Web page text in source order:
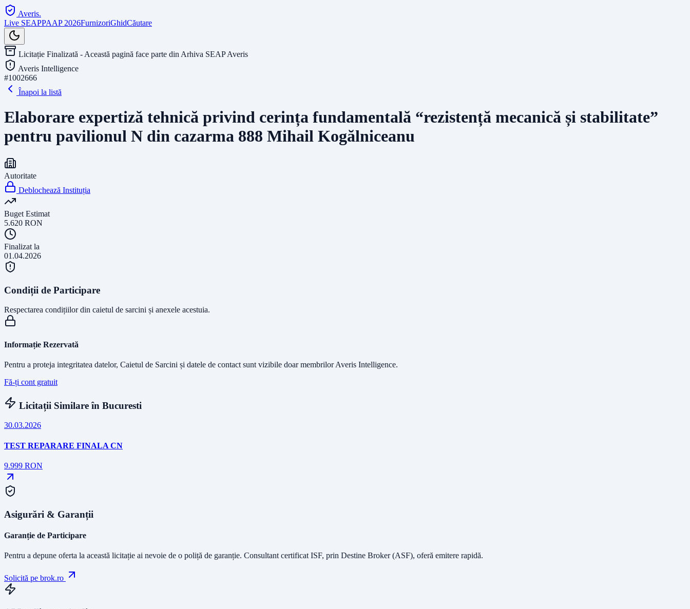
Averis.
Live SEAPPAAP 2026FurnizoriGhidCăutare
Licitație Finalizată - Această pagină face parte din Arhiva SEAP Averis
Averis Intelligence
#1002666
Înapoi la listă
Elaborare expertiză tehnică privind cerința fundamentală “rezistență mecanică și stabilitate”
pentru pavilionul N din cazarma 888 Mihail Kogălniceanu
Autoritate
Deblochează Instituția
Buget Estimat
5.620 RON
Finalizat la
01.04.2026
Condiții de Participare
Respectarea condițiilor din caietul de sarcini și anexele acestuia.
Informație Rezervată
Pentru a proteja integritatea datelor, Caietul de Sarcini și datele de contact sunt vizibile doar membrilor Averis Intelligence.
Fă-ți cont gratuit
Licitații Similare în Bucuresti
30.03.2026
TEST REPARARE FINALA CN
9.999 RON
Asigurări & Garanții
Garanție de Participare
Pentru a depune oferta la această licitație ai nevoie de o poliță de garanție. Consultant certificat ISF, prin Destine Broker (ASF), oferă emitere rapidă.
Solicită pe brok.ro